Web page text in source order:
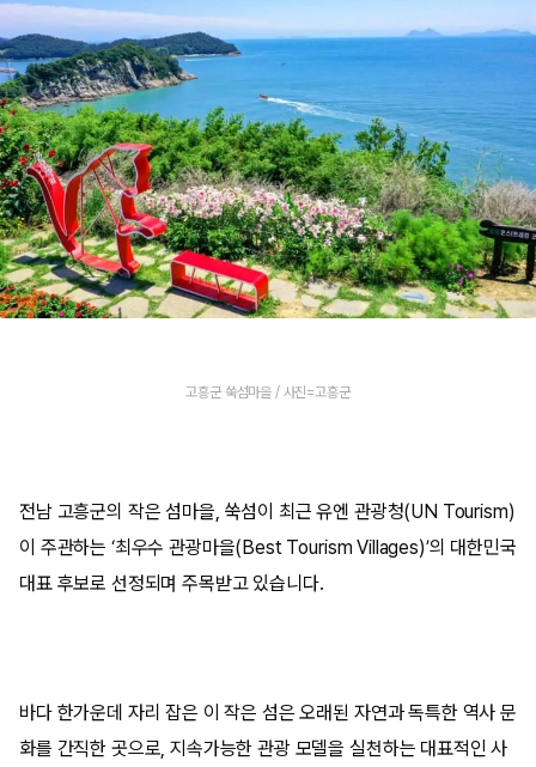
고흥군 쑥섬마을 / 사진=고흥군
전남 고흥군의 작은 섬마을, 쑥섬이 최근 유엔 관광청(UN Tourism)
이 주관하는 ‘최우수 관광마을(Best Tourism Villages)’의 대한민국
대표 후보로 선정되며 주목받고 있습니다.
바다 한가운데 자리 잡은 이 작은 섬은 오래된 자연과 독특한 역사 문
화를 간직한 곳으로, 지속가능한 관광 모델을 실천하는 대표적인 사